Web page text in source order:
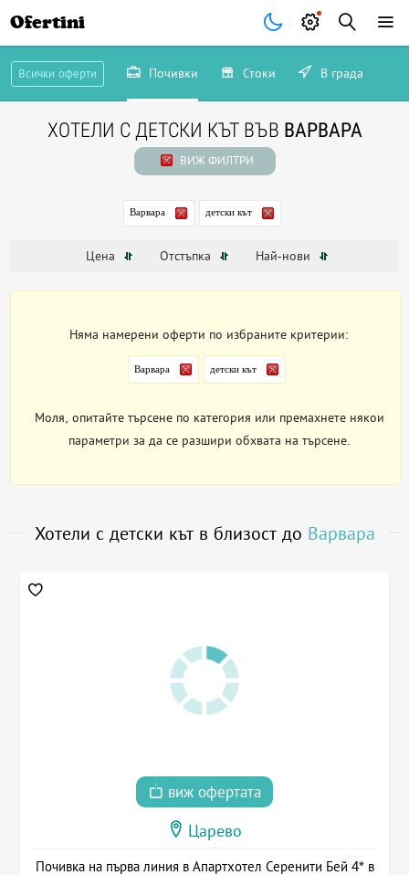
Ofertini
Всички оферти Почивки Стоки В града
ХОТЕЛИ С ДЕТСКИ КЪТ ВЪВ ВАРВАРА
ВИЖ ФИЛТРИ
Варвара детски кът
Цена Отстъпка Най-нови
Няма намерени оферти по избраните критерии:
Варвара детски кът
Моля, опитайте търсене по категория или премахнете някои
параметри за да се разшири обхвата на търсене.
Хотели с детски кът в близост до Варвара
виж офертата
Царево
Почивка на първа линия в Апартхотел Серенити Бей 4* в